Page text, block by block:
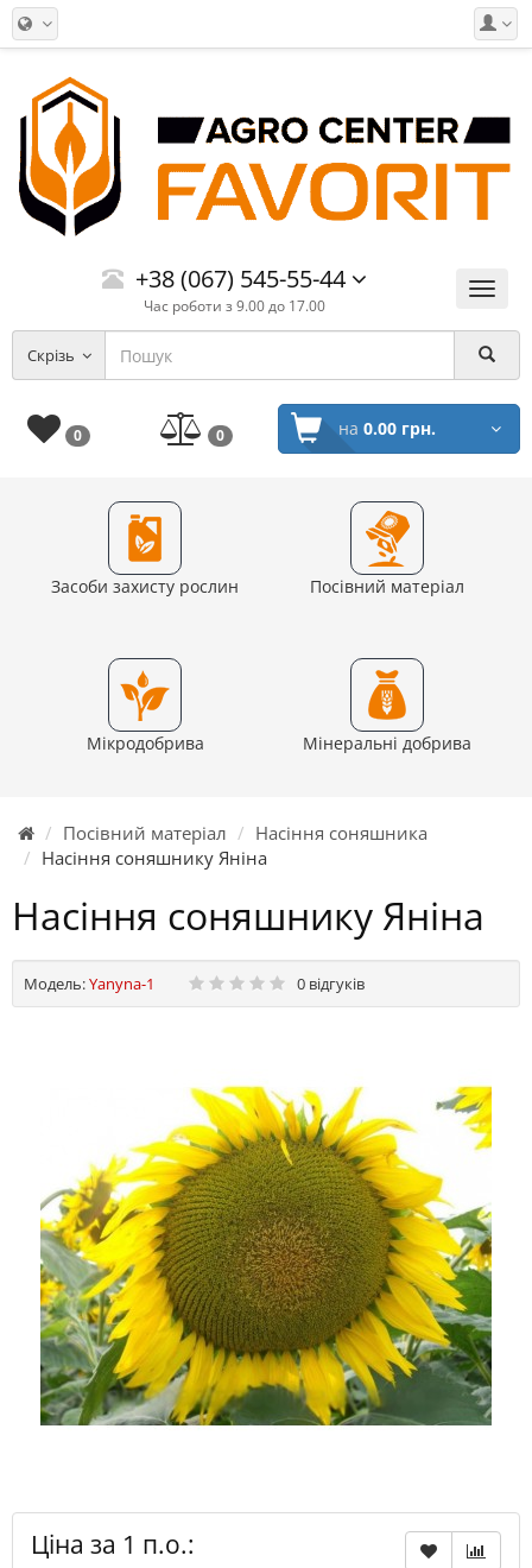
Меню
+38 (067) 545-55-44
Час роботи з 9.00 до 17.00
Скрізь
0 0 на 0.00 грн.
Засоби захисту рослин Посівний матеріал
Мікродобрива Мінеральні добрива
Посівний матеріал
Насіння соняшника
Насіння соняшнику Яніна
Насіння соняшнику Яніна
Модель:Yanyna-1 0 відгуків
Ціна за 1 п.о.: